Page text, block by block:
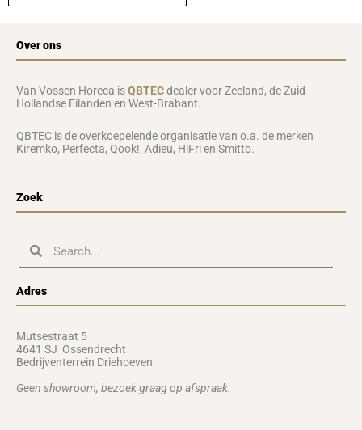
Over ons
Van Vossen Horeca isQBTECdealer voor Zeeland, de Zuid-
Hollandse Eilanden en West-Brabant.
QBTEC is de overkoepelende organisatie van o.a. de merken
Kiremko, Perfecta, Qook!, Adieu, HiFri en Smitto.
Zoek
ZoekenZoeken
Adres
Mutsestraat 5
4641 SJ Ossendrecht
Bedrijventerrein Driehoeven
Geen showroom, bezoek graag op afspraak.